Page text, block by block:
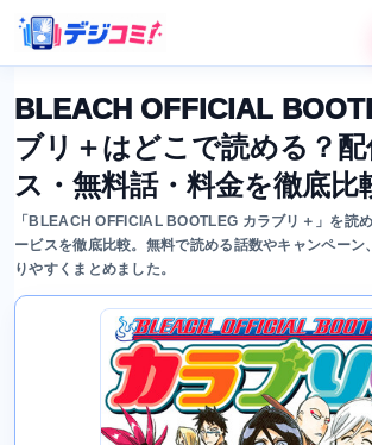
BLEACH OFFICIAL
ブリ＋はどこで読める？
ス・無料話・料金を徹底比
「BLEACH OFFICIAL BOOTLEG カラブリ＋」を読
ービスを徹底比較。無料で読める話数やキャンペーン
りやすくまとめました。